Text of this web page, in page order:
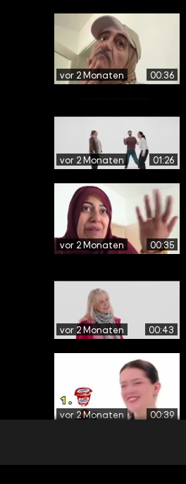
vor 2 Monaten 00:36
vor 2 Monaten 01:26
vor 2 Monaten 00:35
vor 2 Monaten 00:43
vor 2 Monaten 00:39